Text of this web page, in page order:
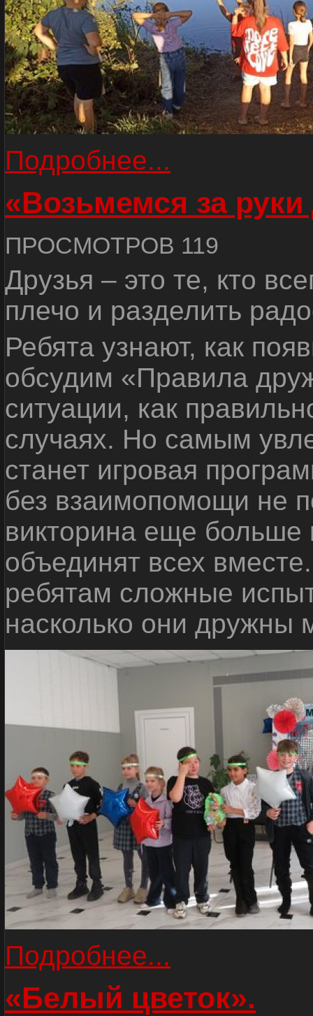
Подробнее...
«Возьмемся за руки
ПРОСМОТРОВ 119
Друзья – это те, кто
плечо и разделить
Ребята узнают, как
обсудим «Правила
ситуации, как
случаях. Но самым
станет игровая
без взаимопомощи не
викторина еще
объединят всех
ребятам сложные
насколько они дружны
Подробнее...
«Белый цветок».